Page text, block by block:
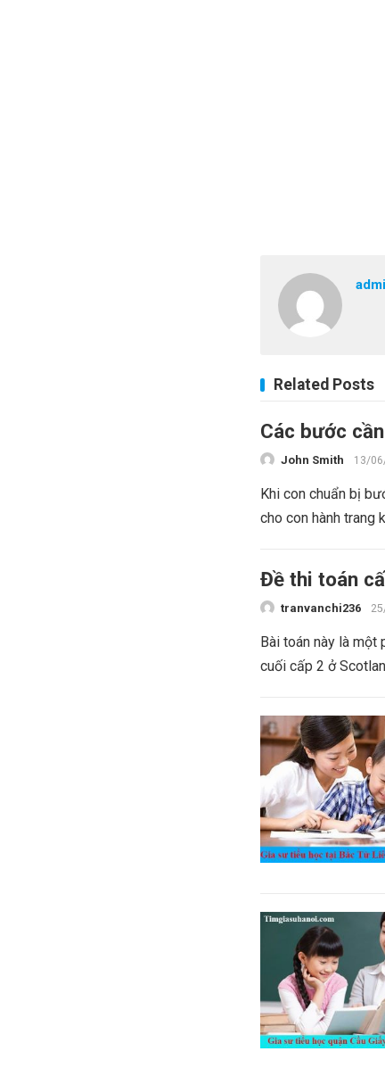
Related Posts
Các bước
John Smith 13/
Khi con chuẩn bị
cho con hành trang
Đề thi toán
tranvanchi236
Bài toán này là một
cuối cấp 2 ở